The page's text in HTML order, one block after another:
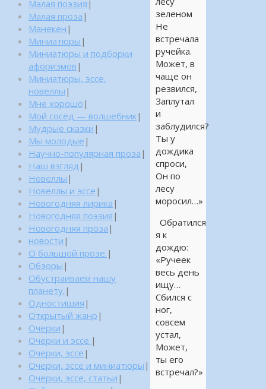
зеленом
Не
встречала
ручейка.
Может, в
чаще он
резвился,
Заплутал
и
заблудился?
Ты у
дождика
спроси,
Он по
лесу
моросил…»
Обратился
я к
дождю:
«Ручеек
весь день
ищу…
Сбился с
ног,
совсем
устал,
Может,
ты его
встречал?»
Малая поэзия |
Малая проза |
Манекен |
Миниатюры |
Миниатюры и подборки
афоризмов |
Миниатюры, эссе,
новеллы |
Мне хорошо |
Мой сосед — волшебник|
Мудрые сказки |
Мы молодые |
Научно-популярная проза |
Наш взгляд |
Новеллы |
Новеллы и эссе |
Новогодняя лирика |
Новогодняя поэзия |
Новогодняя проза |
новости |
О большой прозе. |
Обзоры |
Обустраиваем нашу
планету. |
Одностишия |
Открытый жанр |
Очерки |
Очерки и эссе. |
Очерки, эссе |
Очерки, эссе и миниатюры |
Очерки, эссе, статьи |